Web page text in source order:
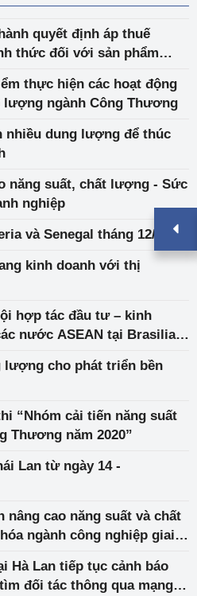
quyết định áp thuế
thức đối với sản phẩm
thực hiện các hoạt động
lượng ngành Công Thương
nhiều dung lượng để thúc
năng suất, chất lượng - Sức
nghiệp
và Senegal tháng 12/2020
kinh doanh với thị
hợp tác đầu tư – kinh
nước ASEAN tại Brasilia
lượng cho phát triển bền
“Nhóm cải tiến năng suất
Thương năm 2020”
Lan từ ngày 14 -
nâng cao năng suất và chất
ngành công nghiệp giai
Hà Lan tiếp tục cảnh báo
đối tác thông qua mạng